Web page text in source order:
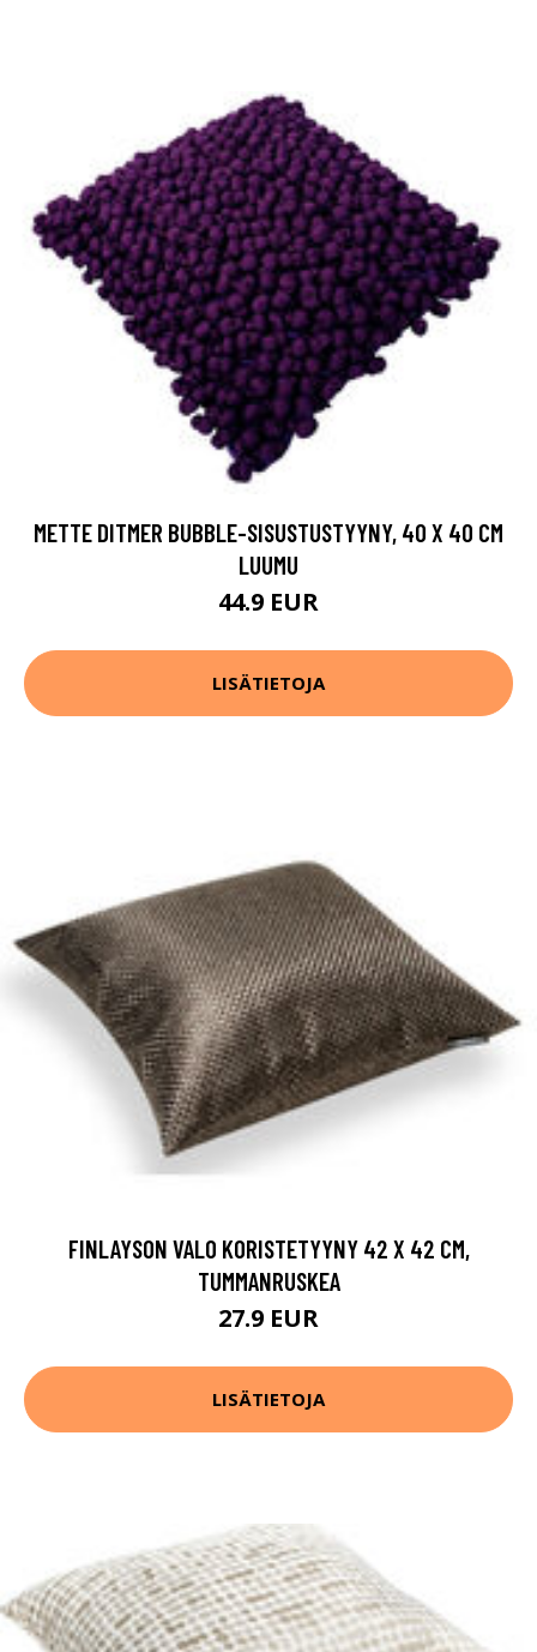
METTE DITMER BUBBLE-SISUSTUSTYYNY, 40 X 40 CM
LUUMU
44.9 EUR
LISÄTIETOJA
FINLAYSON VALO KORISTETYYNY 42 X 42 CM,
TUMMANRUSKEA
27.9 EUR
LISÄTIETOJA